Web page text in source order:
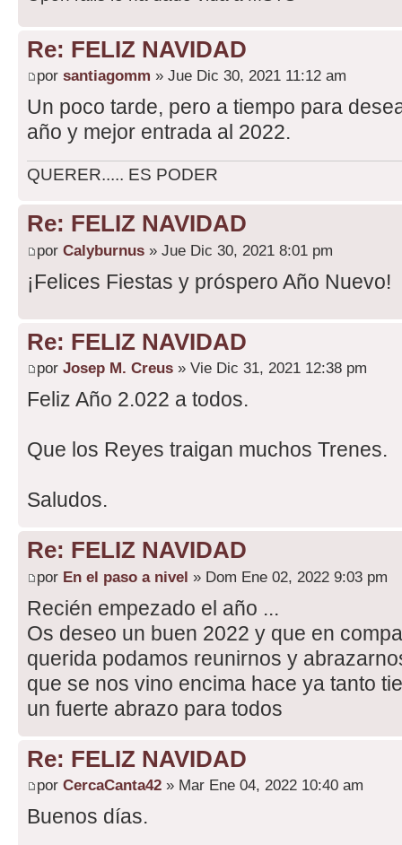
Re: FELIZ NAVIDAD
por santiagomm » Jue Dic 30, 2021 11:12 am
Un poco tarde, pero a tiempo para
año y mejor entrada al 2022.
QUERER..... ES PODER
Re: FELIZ NAVIDAD
por Calyburnus » Jue Dic 30, 2021 8:01 pm
¡Felices Fiestas y próspero Año Nuevo!
Re: FELIZ NAVIDAD
por Josep M. Creus » Vie Dic 31, 2021 12:38 pm
Feliz Año 2.022 a todos.
Que los Reyes traigan muchos Trenes.
Saludos.
Re: FELIZ NAVIDAD
por En el paso a nivel » Dom Ene 02, 2022 9:03 pm
Recién empezado el año ...
Os deseo un buen 2022 y que en
querida podamos reunirnos y
que se nos vino encima hace ya tanto
un fuerte abrazo para todos
Re: FELIZ NAVIDAD
por CercaCanta42 » Mar Ene 04, 2022 10:40 am
Buenos días.